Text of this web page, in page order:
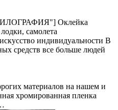
Оклейка
самолета
индивидуальности В
средств все больше людей
материалов на нашем и
хромированная пленка